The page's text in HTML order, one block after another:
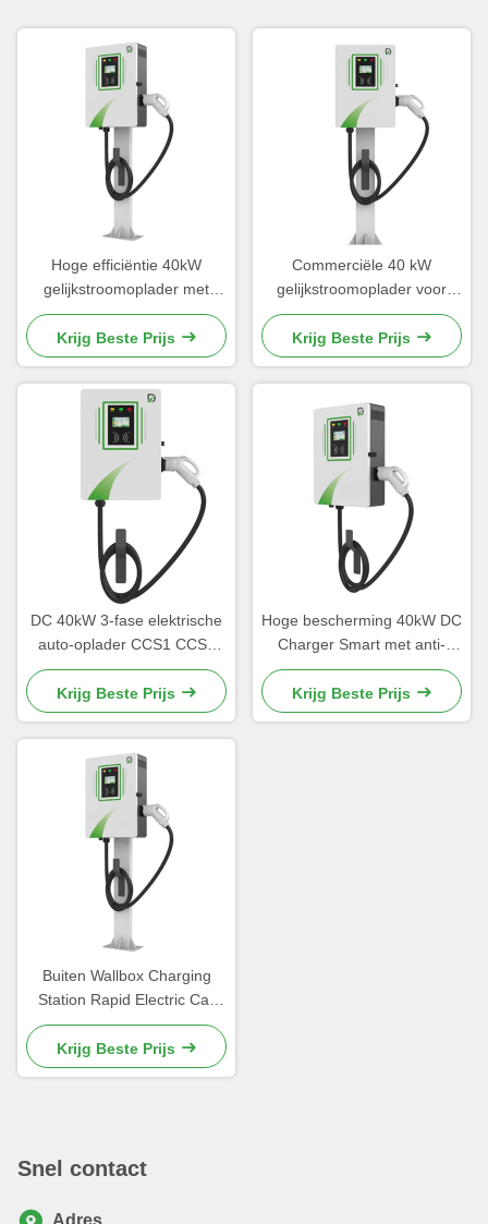
Hoge efficiëntie 40kW
gelijkstroomoplader met
meerdere stroomopties CE-
gecertificeerd
Krijg Beste Prijs
Commerciële 40 kW
gelijkstroomoplader voor
thuisgebruik en zakelijk
gebruik
Krijg Beste Prijs
DC 40kW 3-fase elektrische
auto-oplader CCS1 CCS2
GBT CHAdemo Single Gun
Krijg Beste Prijs
Hoge bescherming 40kW DC
Charger Smart met anti-
corrosie coating
Krijg Beste Prijs
Buiten Wallbox Charging
Station Rapid Electric Car
Charger voor het publiek
Krijg Beste Prijs
Snel contact
Adres